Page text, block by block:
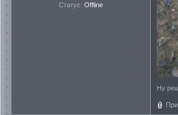
Статус: Offline
Ну